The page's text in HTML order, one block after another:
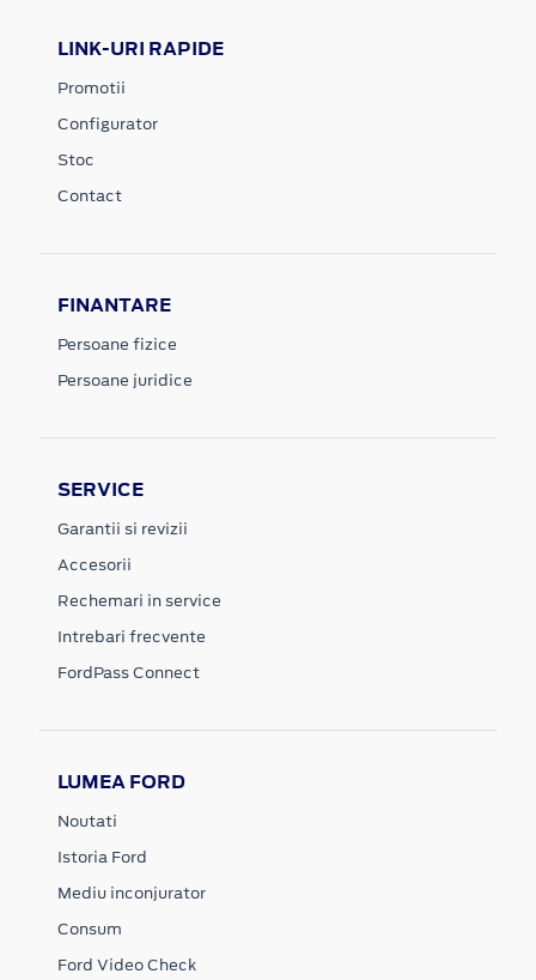
LINK-URI RAPIDE
Promotii
Configurator
Stoc
Contact
FINANTARE
Persoane fizice
Persoane juridice
SERVICE
Garantii si revizii
Accesorii
Rechemari in service
Intrebari frecvente
FordPass Connect
LUMEA FORD
Noutati
Istoria Ford
Mediu inconjurator
Consum
Ford Video Check